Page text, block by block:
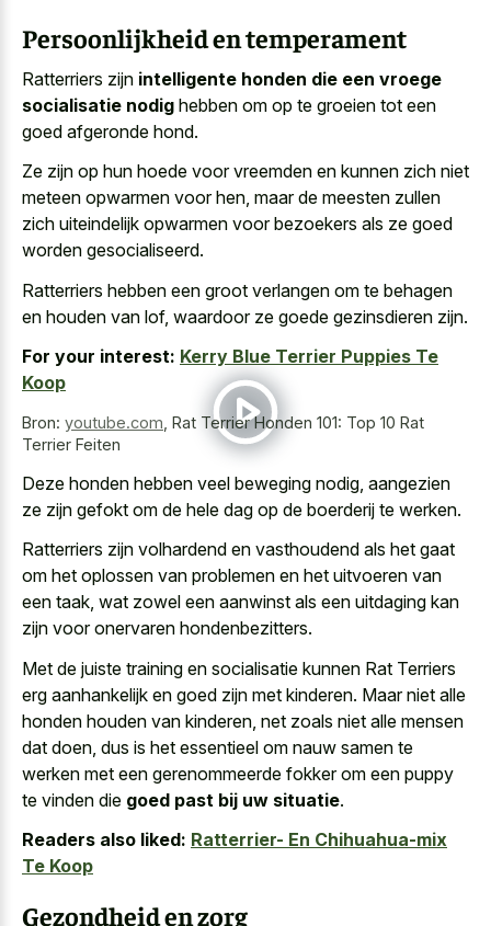
Persoonlijkheid en temperament
Ratterriers zijn intelligente honden die een vroege
socialisatie nodig hebben om op te groeien tot een
goed afgeronde hond.
Ze zijn op hun hoede voor vreemden en kunnen zich niet
meteen opwarmen voor hen, maar de meesten zullen
zich uiteindelijk opwarmen voor bezoekers als ze goed
worden gesocialiseerd.
Ratterriers hebben een groot verlangen om te behagen
en houden van lof, waardoor ze goede gezinsdieren zijn.
For your interest: Kerry Blue Terrier Puppies Te
Koop
Bron: youtube.com Rat Terrier Honden 101: Top 10 Rat
Terrier Feiten
Deze honden hebben veel beweging nodig, aangezien
ze zijn gefokt om de hele dag op de boerderij te werken.
Ratterriers zijn volhardend en vasthoudend als het gaat
om het oplossen van problemen en het uitvoeren van
een taak, wat zowel een aanwinst als een uitdaging kan
zijn voor onervaren hondenbezitters.
Met de juiste training en socialisatie kunnen Rat Terriers
erg aanhankelijk en goed zijn met kinderen. Maar niet alle
honden houden van kinderen, net zoals niet alle mensen
dat doen, dus is het essentieel om nauw samen te
werken met een gerenommeerde fokker om een puppy
te vinden die goed past bij uw situatie.
Readers also liked: Ratterrier- En Chihuahua-mix
Te Koop
Gezondheid en zorg